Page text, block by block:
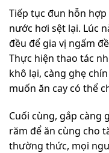
Tiếp tục đun hỗn
nước hơi sệt lại. Lúc
đều để gia vị ngấm
Thực hiện thao tác
khô lại, càng ghẹ
muốn ăn cay có thể
Cuối cùng, gắp càng
răm để ăn cùng cho
thường thức, mọi